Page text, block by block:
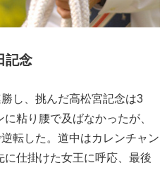
記念
し、挑んだ高松宮記念は3
粘り腰で及ばなかったが、
転した。道中はカレンチャン
仕掛けた女王に呼応、最後